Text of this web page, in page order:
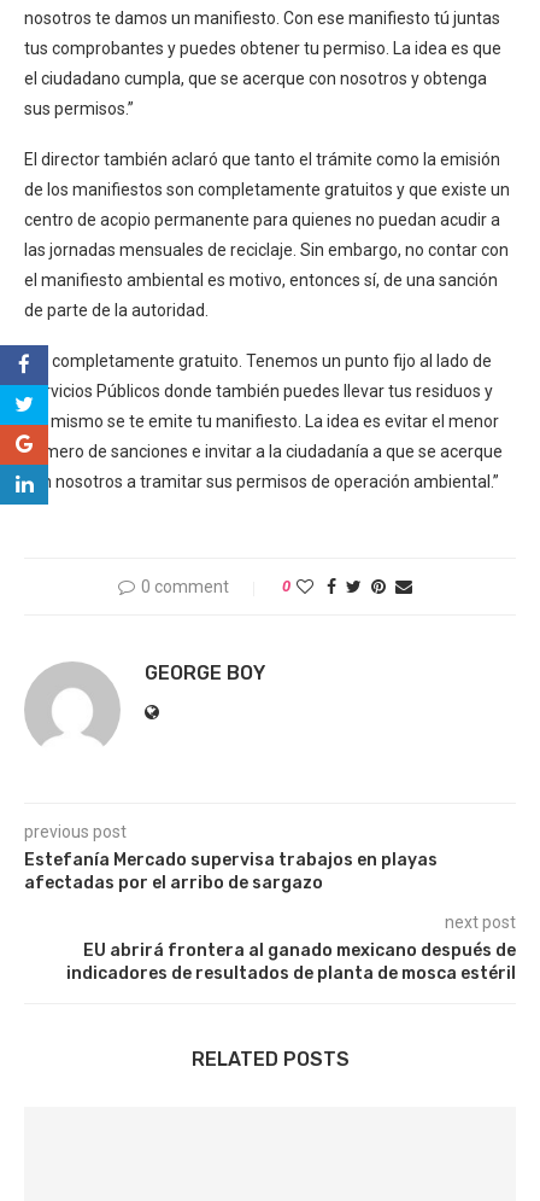
nosotros te damos un manifiesto. Con ese manifiesto tú juntas
tus comprobantes y puedes obtener tu permiso. La idea es que
el ciudadano cumpla, que se acerque con nosotros y obtenga
sus permisos.”
El director también aclaró que tanto el trámite como la emisión
de los manifiestos son completamente gratuitos y que existe un
centro de acopio permanente para quienes no puedan acudir a
las jornadas mensuales de reciclaje. Sin embargo, no contar con
el manifiesto ambiental es motivo, entonces sí, de una sanción
de parte de la autoridad.
“Es completamente gratuito. Tenemos un punto fijo al lado de
Servicios Públicos donde también puedes llevar tus residuos y
ahí mismo se te emite tu manifiesto. La idea es evitar el menor
número de sanciones e invitar a la ciudadanía a que se acerque
con nosotros a tramitar sus permisos de operación ambiental.”
0 comment 0
GEORGE BOY
previous post
Estefanía Mercado supervisa trabajos en playas
afectadas por el arribo de sargazo
next post
EU abrirá frontera al ganado mexicano después de
indicadores de resultados de planta de mosca estéril
RELATED POSTS